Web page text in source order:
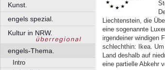
Kunst.
engels spezial.
Kultur in NRW.
engels-Thema.
Intro
Liechtenstein, die
eine sogenannte
irgendeiner windigen
schlechthin: Ikea.
Land deshalb auf
eine partielle Abkehr